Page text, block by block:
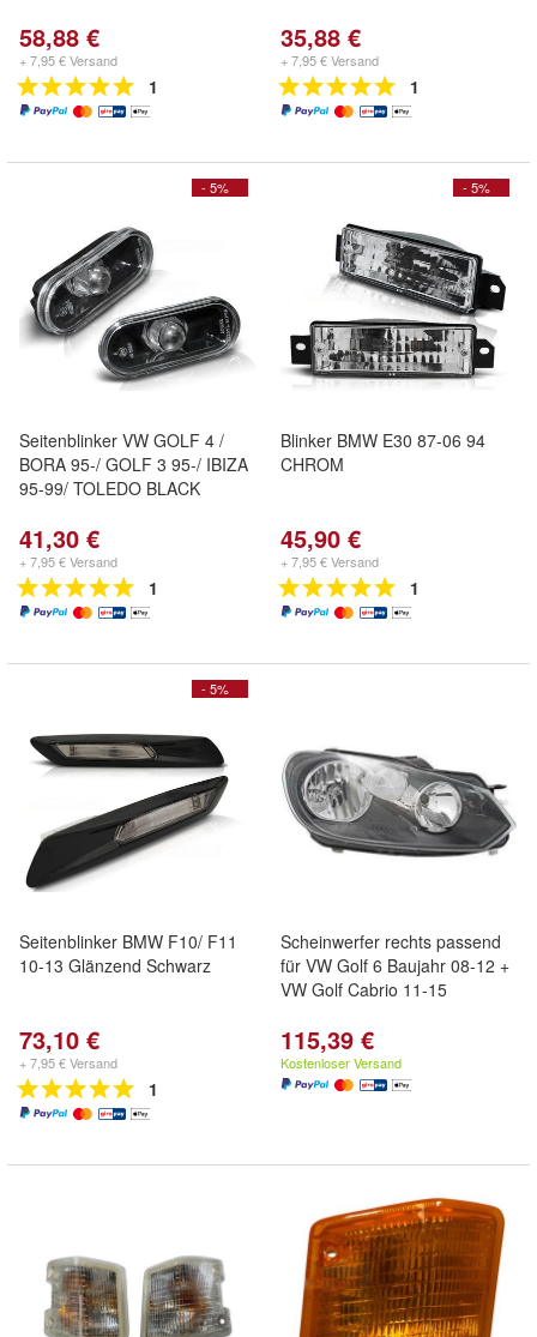
58,88 €
+ 7,95 € Versand
1
35,88 €
+ 7,95 € Versand
1
- 5%
Seitenblinker VW GOLF 4 /
BORA 95-/ GOLF 3 95-/ IBIZA
95-99/ TOLEDO BLACK
41,30 €
+ 7,95 € Versand
1
- 5%
Blinker BMW E30 87-06 94
CHROM
45,90 €
+ 7,95 € Versand
1
- 5%
Seitenblinker BMW F10/ F11
10-13 Glänzend Schwarz
73,10 €
+ 7,95 € Versand
1
Scheinwerfer rechts passend
für VW Golf 6 Baujahr 08-12 +
VW Golf Cabrio 11-15
115,39 €
Kostenloser Versand